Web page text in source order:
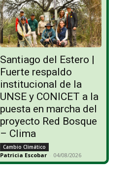
Santiago del Estero |
Fuerte respaldo
institucional de la
UNSE y CONICET a la
puesta en marcha del
proyecto Red Bosque
– Clima
Cambio Climático
Patricia Escobar - 04/08/2026